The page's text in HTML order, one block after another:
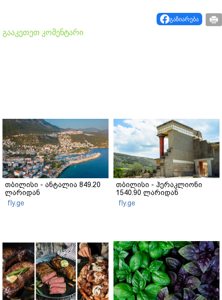
გაზიარება
გააკეთეთ კომენტარი
თბილისი - ანტალია 849.20
ლარიდან
fly.ge
თბილისი - ჰერაკლიონი
1540.90 ლარიდან
fly.ge